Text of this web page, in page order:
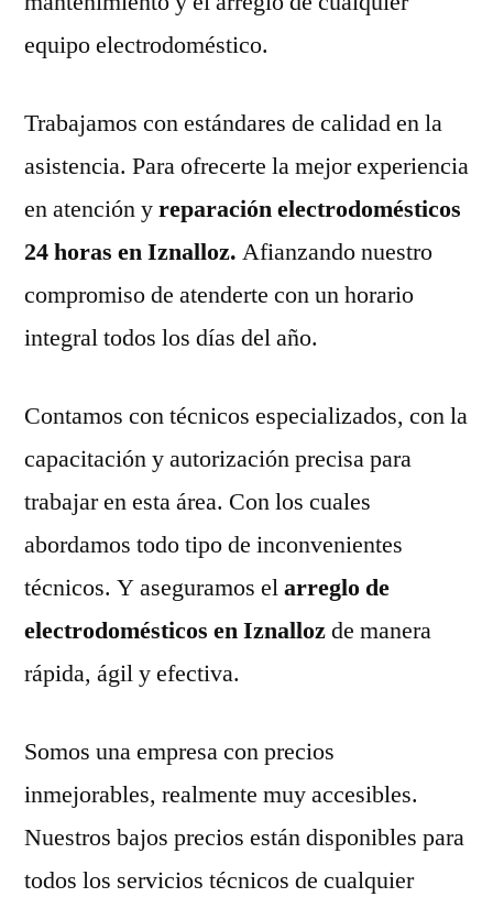
equipo electrodoméstico.
Trabajamos con estándares de calidad en la
asistencia. Para ofrecerte la mejor experiencia
en atención yreparación electrodomésticos
24 horas en Iznalloz. Afianzando nuestro
compromiso de atenderte con un horario
integral todos los días del año.
Contamos con técnicos especializados, con la
capacitación y autorización precisa para
trabajar en esta área. Con los cuales
abordamos todo tipo de inconvenientes
técnicos. Y aseguramos elarreglo de
electrodomésticos en Iznallozde manera
rápida, ágil y efectiva.
Somos una empresa con precios
inmejorables, realmente muy accesibles.
Nuestros bajos precios están disponibles para
todos los servicios técnicos de cualquier